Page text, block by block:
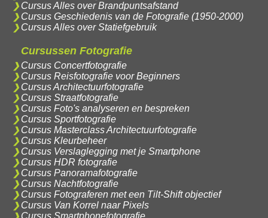
Cursus Alles over Brandpuntsafstand
Cursus Geschiedenis van de Fotografie (1950-2000)
Cursus Alles over Statiefgebruik
Cursussen Fotografie
Cursus Concertfotografie
Cursus Reisfotografie voor Beginners
Cursus Architectuurfotografie
Cursus Straatfotografie
Cursus Foto's analyseren en bespreken
Cursus Sportfotografie
Cursus Masterclass Architectuurfotografie
Cursus Kleurbeheer
Cursus Verslaglegging met je Smartphone
Cursus HDR fotografie
Cursus Panoramafotografie
Cursus Nachtfotografie
Cursus Fotograferen met een Tilt-Shift objectief
Cursus Van Korrel naar Pixels
Cursus Smartphonefotografie